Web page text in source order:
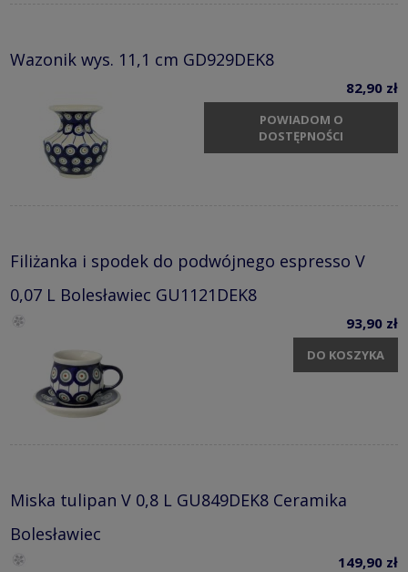
Wazonik wys. 11,1 cm GD929DEK8
82,90 zł
POWIADOM O
DOSTĘPNOŚCI
Filiżanka i spodek do podwójnego espresso V
0,07 L Bolesławiec GU1121DEK8
93,90 zł
DO KOSZYKA
Miska tulipan V 0,8 L GU849DEK8 Ceramika
Bolesławiec
149,90 zł